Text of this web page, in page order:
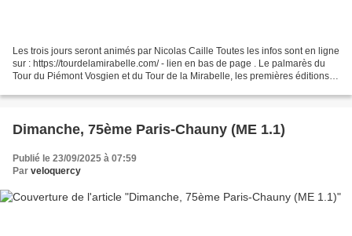
Les trois jours seront animés par Nicolas Caille Toutes les infos sont en ligne
sur : https://tourdelamirabelle.com/ - lien en bas de page . Le palmarès du
Tour du Piémont Vosgien et du Tour de la Mirabelle, les premières éditions
Dimanche, 75ème Paris-Chauny (ME 1.1)
Publié le 23/09/2025 à 07:59
Par veloquercy